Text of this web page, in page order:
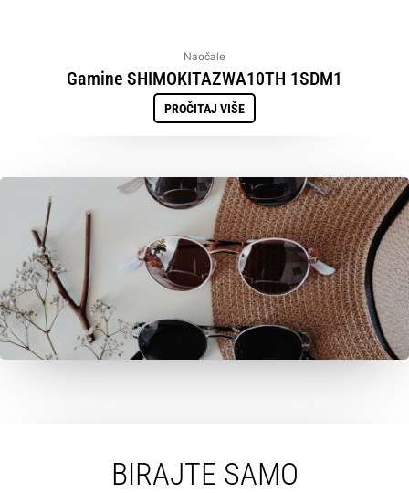
Naočale
Gamine SHIMOKITAZWA10TH 1SDM1
PROČITAJ VIŠE
BIRAJTE SAMO